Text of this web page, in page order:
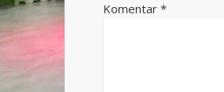
Komentar*